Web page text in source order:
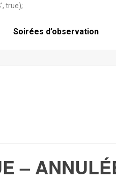
true);
Soirées d’observation
–